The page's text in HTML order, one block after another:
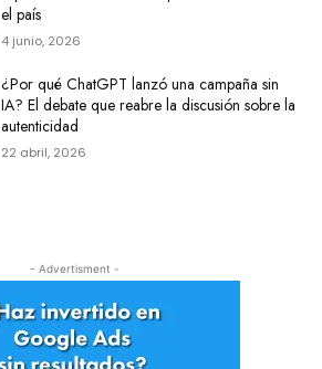
el país
4 junio, 2026
¿Por qué ChatGPT lanzó una campaña sin
IA? El debate que reabre la discusión sobre la
autenticidad
22 abril, 2026
- Advertisment -